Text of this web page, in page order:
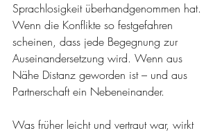
Sprachlosigkeit überhandgenommen hat.
Wenn die Konflikte so festgefahren
scheinen, dass jede Begegnung zur
Auseinandersetzung wird. Wenn aus
Nähe Distanz geworden ist – und aus
Partnerschaft ein Nebeneinander.
Was früher leicht und vertraut war, wirkt